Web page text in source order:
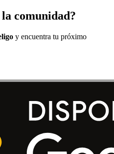
comunidad?
y encuentra tu próximo